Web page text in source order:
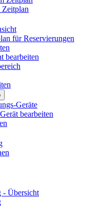
Zeitplan
für Reservierungen
bearbeiten
Geräte
bearbeiten
- Übersicht